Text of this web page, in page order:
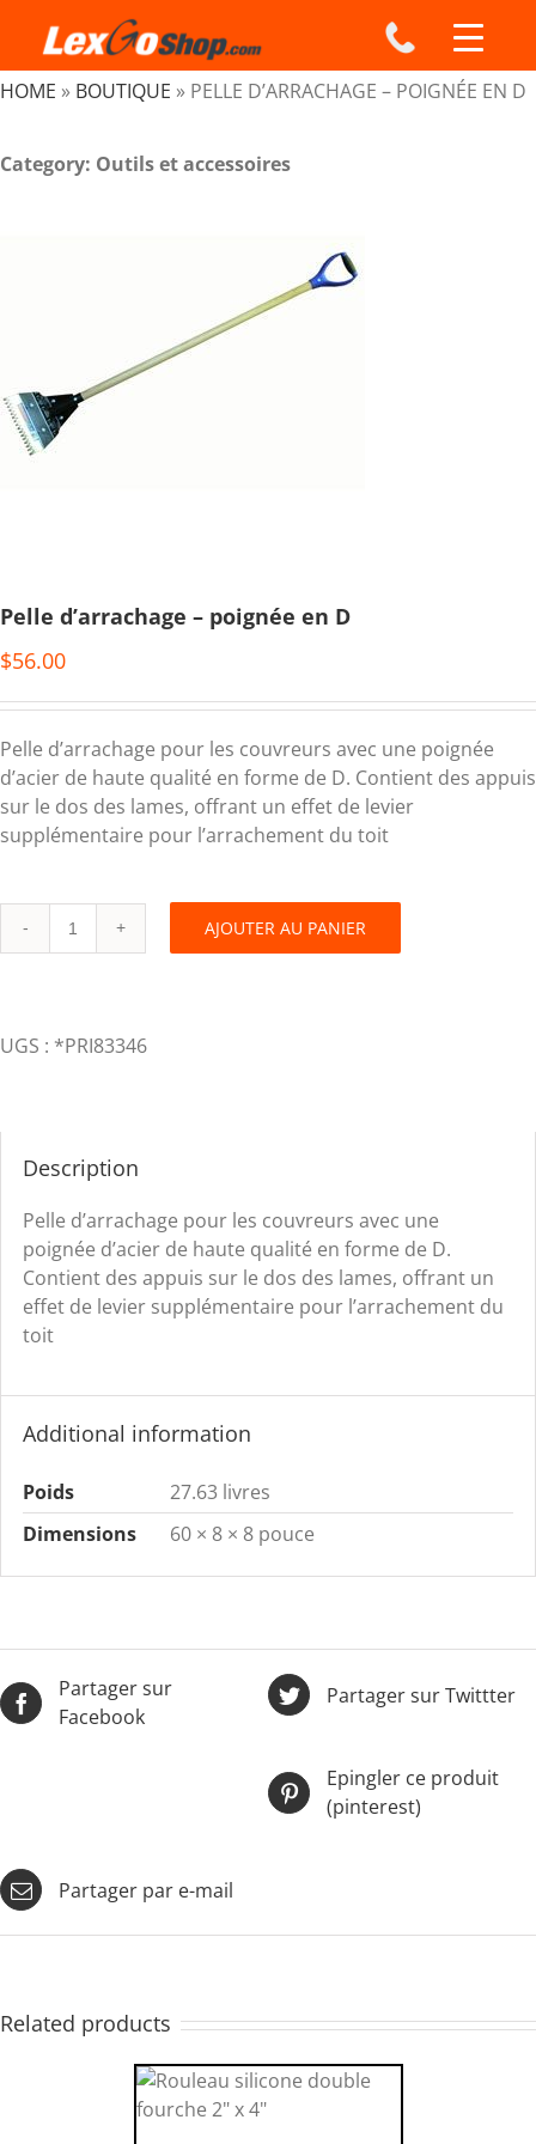
content
HOME » BOUTIQUE » PELLE D’ARRACHAGE – POIGNÉE EN D
Category: Outils et accessoires
Pelle d’arrachage – poignée en D
$56.00
Pelle d’arrachage pour les couvreurs avec une poignée
d’acier de haute qualité en forme de D. Contient des appuis
sur le dos des lames, offrant un effet de levier
supplémentaire pour l’arrachement du toit
Pelle
en
AJOUTER AU PANIER
UGS : *PRI83346
Description
Pelle d’arrachage pour les couvreurs avec une
poignée d’acier de haute qualité en forme de D.
Contient des appuis sur le dos des lames, offrant un
effet de levier supplémentaire pour l’arrachement du
toit
Additional information
Poids
27.63 livres
Dimensions
60 × 8 × 8 pouce
Partager sur
Facebook
Partager sur Twittter
Epingler ce produit
(pinterest)
Partager par e-mail
Related products